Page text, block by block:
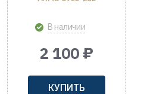
В наличии
2 100 ₽
КУПИТЬ